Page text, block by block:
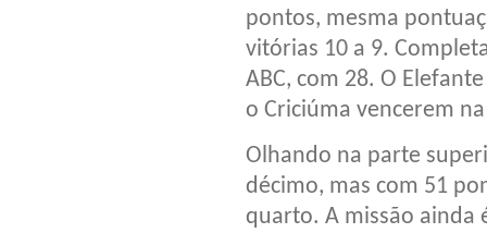
pontos, mesma
vitórias 10 a 9.
ABC, com 28. O
o Criciúma vencerem
Olhando na parte
décimo, mas com 51
quarto. A missão ainda